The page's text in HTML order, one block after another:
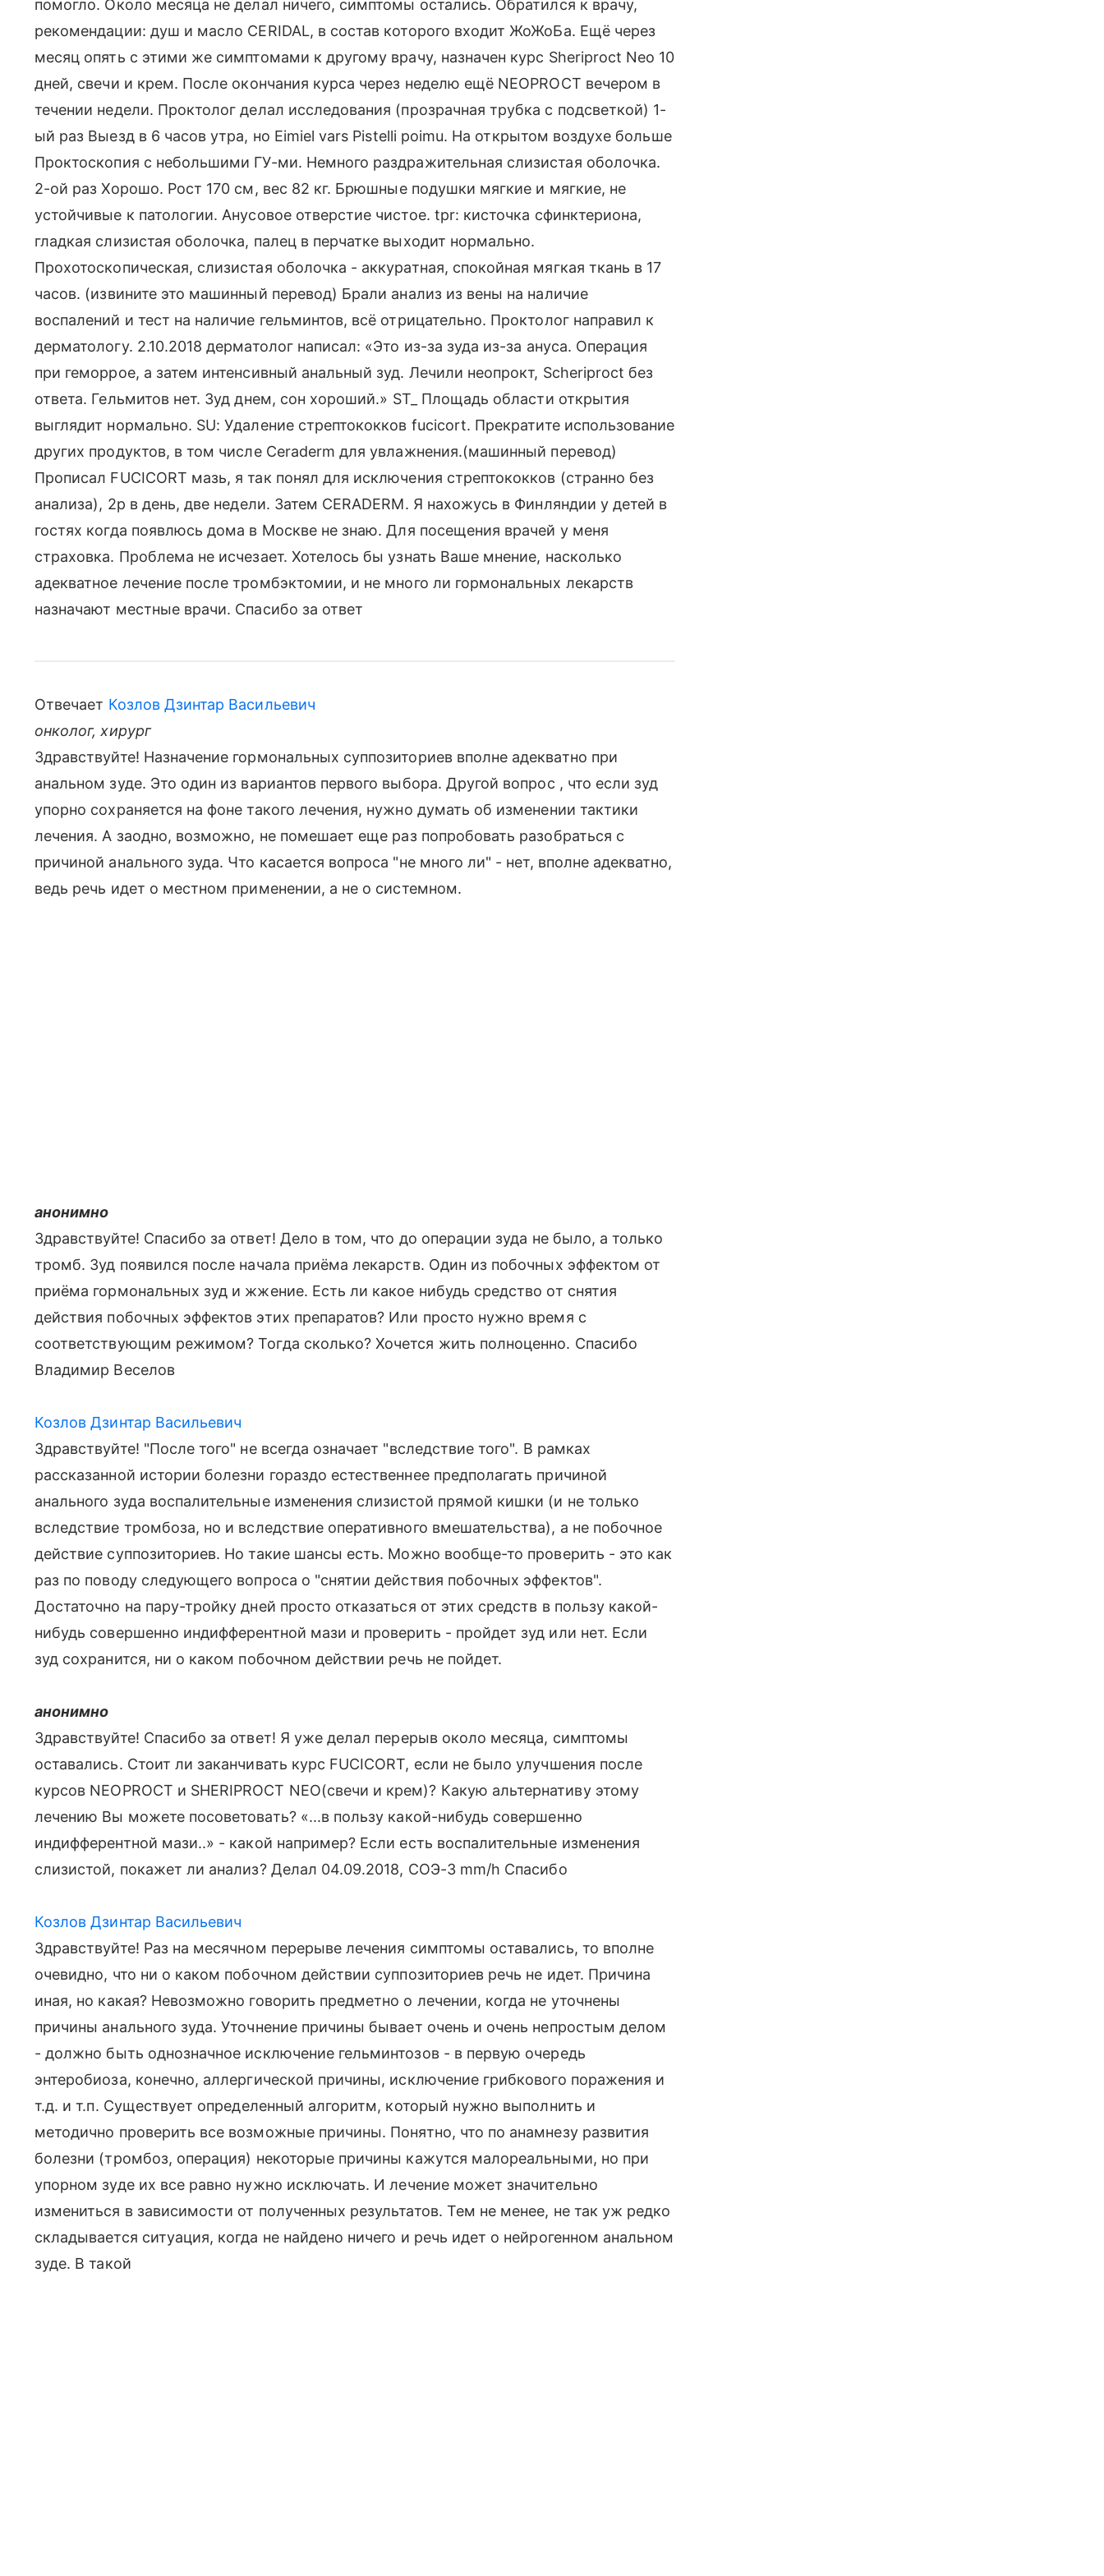
помогло. Около месяца не делал ничего, симптомы остались. Обратился к врачу,
рекомендации: душ и масло CERIDAL, в состав которого входит ЖоЖоБа. Ещё через
месяц опять с этими же симптомами к другому врачу, назначен курс Sheriproct Neo 10
дней, свечи и крем. После окончания курса через неделю ещё NEOPROCT вечером в
течении недели. Проктолог делал исследования (прозрачная трубка с подсветкой) 1-
ый раз Выезд в 6 часов утра, но Eimiel vars Pistelli poimu. На открытом воздухе больше
Проктоскопия с небольшими ГУ-ми. Немного раздражительная слизистая оболочка.
2-ой раз Хорошо. Рост 170 см, вес 82 кг. Брюшные подушки мягкие и мягкие, не
устойчивые к патологии. Анусовое отверстие чистое. tpr: кисточка сфинктериона,
гладкая слизистая оболочка, палец в перчатке выходит нормально.
Прохотоскопическая, слизистая оболочка - аккуратная, спокойная мягкая ткань в 17
часов. (извините это машинный перевод) Брали анализ из вены на наличие
воспалений и тест на наличие гельминтов, всё отрицательно. Проктолог направил к
дерматологу. 2.10.2018 дерматолог написал: «Это из-за зуда из-за ануса. Операция
при геморрое, а затем интенсивный анальный зуд. Лечили неопрокт, Scheriproct без
ответа. Гельмитов нет. Зуд днем, сон хороший.» ST_ Площадь области открытия
выглядит нормально. SU: Удаление стрептококков fucicort. Прекратите использование
других продуктов, в том числе Ceraderm для увлажнения.(машинный перевод)
Прописал FUCICORT мазь, я так понял для исключения стрептококков (странно без
анализа), 2р в день, две недели. Затем CERADERM. Я нахожусь в Финляндии у детей в
гостях когда появлюсь дома в Москве не знаю. Для посещения врачей у меня
страховка. Проблема не исчезает. Хотелось бы узнать Ваше мнение, насколько
адекватное лечение после тромбэктомии, и не много ли гормональных лекарств
назначают местные врачи. Спасибо за ответ
Отвечает Козлов Дзинтар Васильевич
онколог, хирург
Здравствуйте! Назначение гормональных суппозиториев вполне адекватно при
анальном зуде. Это один из вариантов первого выбора. Другой вопрос , что если зуд
упорно сохраняется на фоне такого лечения, нужно думать об изменении тактики
лечения. А заодно, возможно, не помешает еще раз попробовать разобраться с
причиной анального зуда. Что касается вопроса "не много ли" - нет, вполне адекватно,
ведь речь идет о местном применении, а не о системном.
анонимно
Здравствуйте! Спасибо за ответ! Дело в том, что до операции зуда не было, а только
тромб. Зуд появился после начала приёма лекарств. Один из побочных эффектом от
приёма гормональных зуд и жжение. Есть ли какое нибудь средство от снятия
действия побочных эффектов этих препаратов? Или просто нужно время с
соответствующим режимом? Тогда сколько? Хочется жить полноценно. Спасибо
Владимир Веселов
Козлов Дзинтар Васильевич
Здравствуйте! "После того" не всегда означает "вследствие того". В рамках
рассказанной истории болезни гораздо естественнее предполагать причиной
анального зуда воспалительные изменения слизистой прямой кишки (и не только
вследствие тромбоза, но и вследствие оперативного вмешательства), а не побочное
действие суппозиториев. Но такие шансы есть. Можно вообще-то проверить - это как
раз по поводу следующего вопроса о "снятии действия побочных эффектов".
Достаточно на пару-тройку дней просто отказаться от этих средств в пользу какой-
нибудь совершенно индифферентной мази и проверить - пройдет зуд или нет. Если
зуд сохранится, ни о каком побочном действии речь не пойдет.
анонимно
Здравствуйте! Спасибо за ответ! Я уже делал перерыв около месяца, симптомы
оставались. Стоит ли заканчивать курс FUCICORT, если не было улучшения после
курсов NEOPROCT и SHERIPROCT NEO(свечи и крем)? Какую альтернативу этому
лечению Вы можете посоветовать? «...в пользу какой-нибудь совершенно
индифферентной мази..» - какой например? Если есть воспалительные изменения
слизистой, покажет ли анализ? Делал 04.09.2018, СОЭ-3 mm/h Спасибо
Козлов Дзинтар Васильевич
Здравствуйте! Раз на месячном перерыве лечения симптомы оставались, то вполне
очевидно, что ни о каком побочном действии суппозиториев речь не идет. Причина
иная, но какая? Невозможно говорить предметно о лечении, когда не уточнены
причины анального зуда. Уточнение причины бывает очень и очень непростым делом
- должно быть однозначное исключение гельминтозов - в первую очередь
энтеробиоза, конечно, аллергической причины, исключение грибкового поражения и
т.д. и т.п. Существует определенный алгоритм, который нужно выполнить и
методично проверить все возможные причины. Понятно, что по анамнезу развития
болезни (тромбоз, операция) некоторые причины кажутся малореальными, но при
упорном зуде их все равно нужно исключать. И лечение может значительно
измениться в зависимости от полученных результатов. Тем не менее, не так уж редко
складывается ситуация, когда не найдено ничего и речь идет о нейрогенном анальном
зуде. В такой